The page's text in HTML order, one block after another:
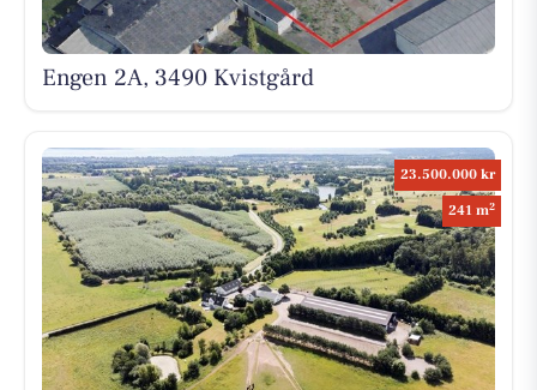
Engen 2A, 3490 Kvistgård
23.500.000 kr
241 m2